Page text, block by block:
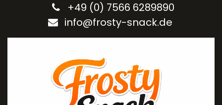
+49 (0) 7566 6289890​
info@frosty-snack.de